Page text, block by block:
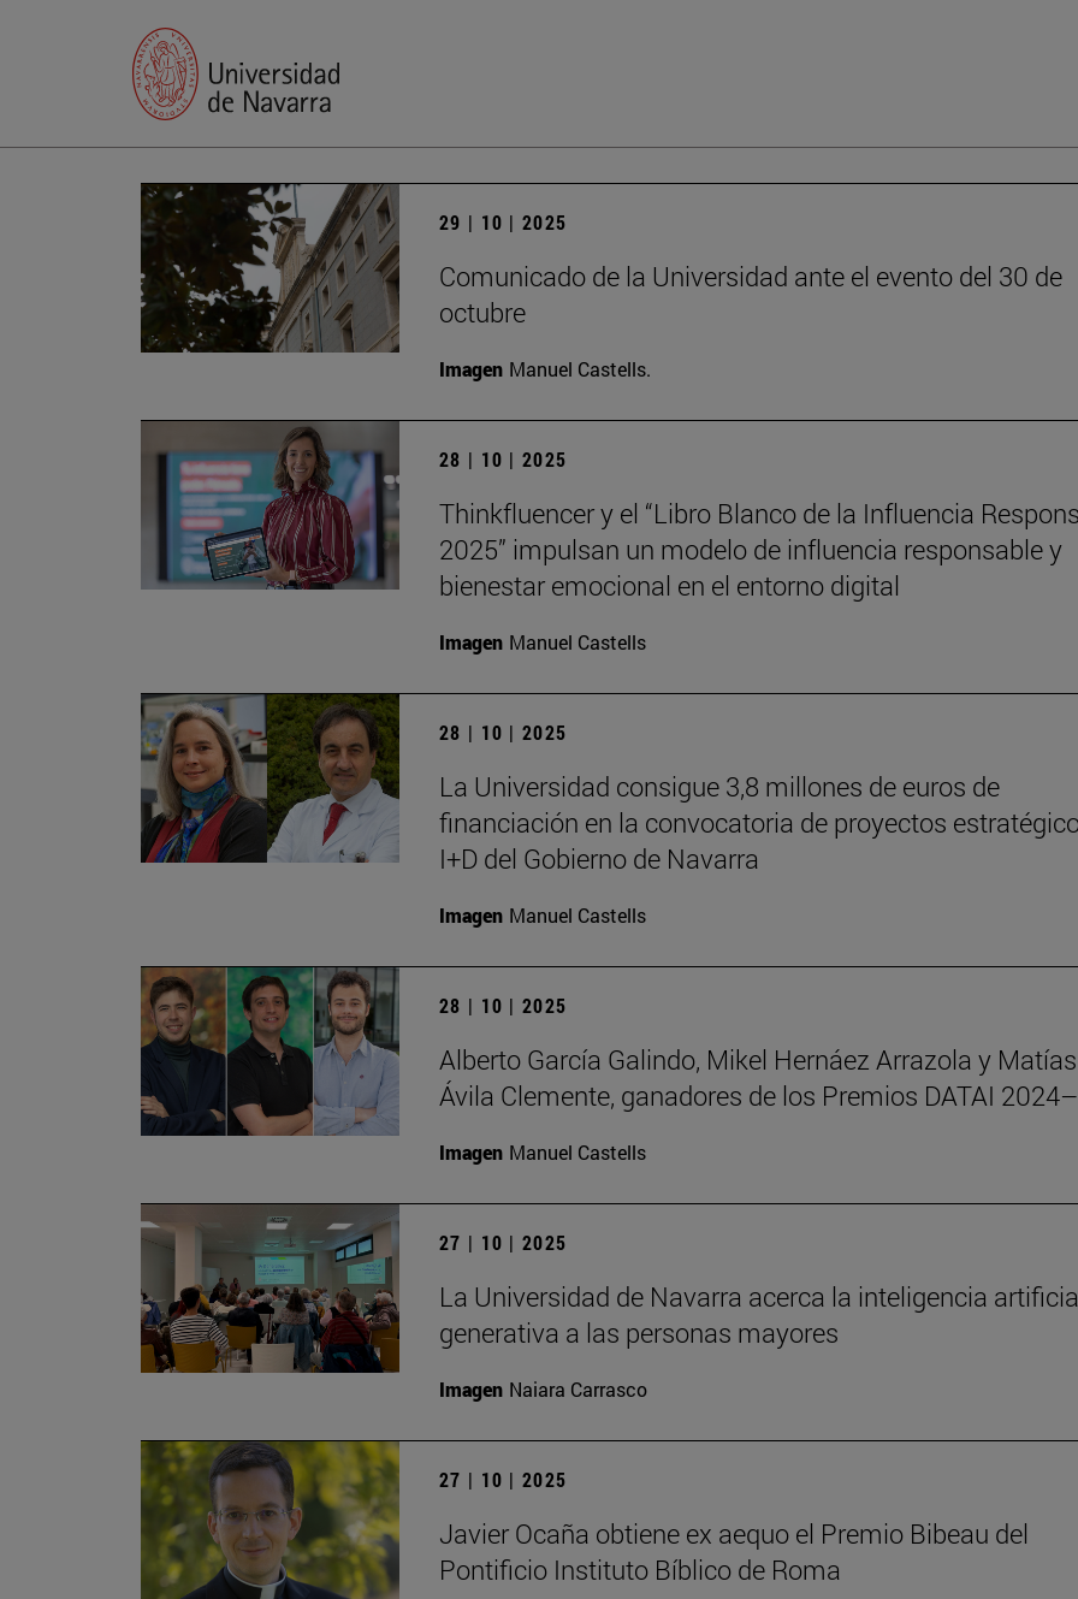
29 | 10 | 2025
Comunicado de la Universidad ante el evento del 30 de
octubre
Imagen Manuel Castells.
28 | 10 | 2025
Thinkfluencer y el “Libro Blanco de la Influencia
2025” impulsan un modelo de influencia responsable y
bienestar emocional en el entorno digital
Imagen Manuel Castells
28 | 10 | 2025
La Universidad consigue 3,8 millones de euros de
financiación en la convocatoria de proyectos
I+D del Gobierno de Navarra
Imagen Manuel Castells
28 | 10 | 2025
Alberto García Galindo, Mikel Hernáez Arrazola y Matías
Ávila Clemente, ganadores de los Premios DATAI
Imagen Manuel Castells
27 | 10 | 2025
La Universidad de Navarra acerca la inteligencia
generativa a las personas mayores
Imagen Naiara Carrasco
27 | 10 | 2025
Javier Ocaña obtiene ex aequo el Premio Bibeau del
Pontificio Instituto Bíblico de Roma